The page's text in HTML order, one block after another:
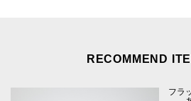
RECOMMEND
フラ